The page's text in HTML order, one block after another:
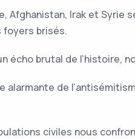
Irak et Syrie
brisés.
écho brutal de
alarmante de
civiles nous